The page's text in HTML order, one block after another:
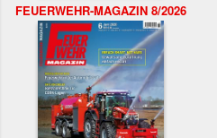
FEUERWEHR-MAGAZIN 8/2026